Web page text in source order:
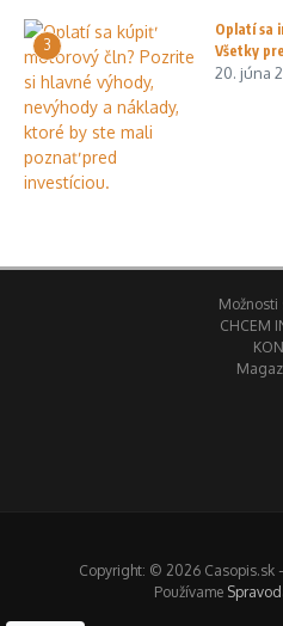
3
Oplatí sa
Všetky
20. júna
Možnosti
CHCEM
Copyright: © 2026 Casopis.sk
Používame